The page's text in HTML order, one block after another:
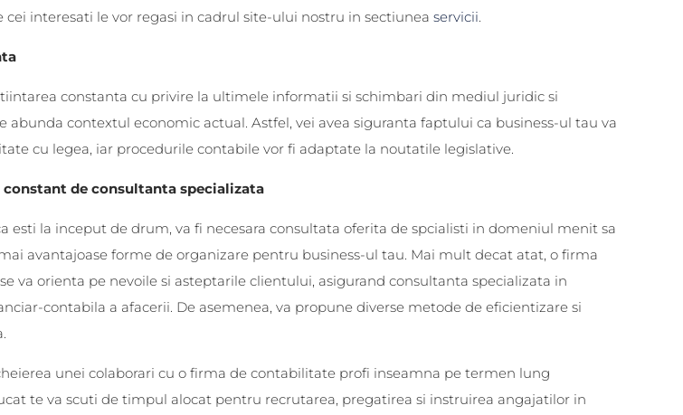
cei interesati le vor regasi in cadrul site-ului nostru in sectiuneaservicii.
constanta cu privire la ultimele informatii si schimbari din mediul juridic si
abunda contextul economic actual. Astfel, vei avea siguranta faptului ca business-ul tau va
cu legea, iar procedurile contabile vor fi adaptate la noutatile legislative.
de consultanta specializata
esti la inceput de drum, va fi necesara consultata oferita de spcialisti in domeniul menit sa
avantajoase forme de organizare pentru business-ul tau. Mai mult decat atat, o firma
va orienta pe nevoile si asteptarile clientului, asigurand consultanta specializata in
contabila a afacerii. De asemenea, va propune diverse metode de eficientizare si
unei colaborari cu o firma de contabilitate profi inseamna pe termen lung
te va scuti de timpul alocat pentru recrutarea, pregatirea si instruirea angajatilor in